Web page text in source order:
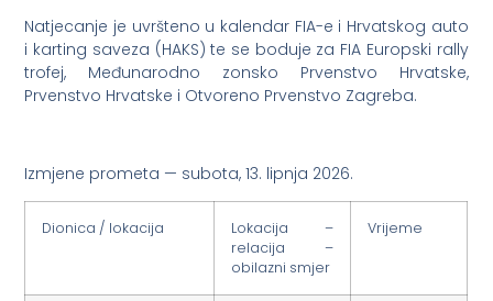
Natjecanje je uvršteno u kalendar FIA-e i Hrvatskog auto
i karting saveza (HAKS) te se boduje za FIA Europski rally
trofej, Međunarodno zonsko Prvenstvo Hrvatske,
Prvenstvo Hrvatske i Otvoreno Prvenstvo Zagreba.
Izmjene prometa — subota, 13. lipnja 2026.
Dionica / lokacija
Lokacija –
relacija –
obilazni smjer
Vrijeme